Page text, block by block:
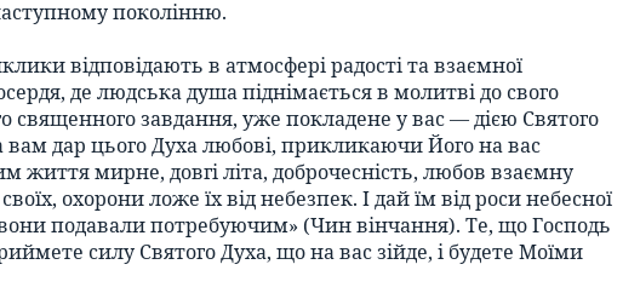
поколінню.
відповідають в атмосфері радості та взаємної
де людська душа піднімається в молитві до свого
священного завдання, уже покладене у вас — дією Святого
дар цього Духа любові, прикликаючи Його на вас
мирне, довгі літа, доброчесність, любов взаємну
охорони ложе їх від небезпек. І дай їм від роси небесної
подавали потребуючим» (Чин вінчання). Те, що Господь
силу Святого Духа, що на вас зійде, і будете Моїми